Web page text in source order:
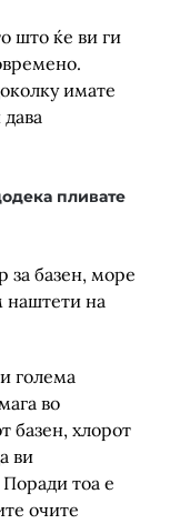
што ќе ви ги
имате
пливате
за базен, море
наштети на
голема
во
базен, хлорот
ви
тоа е
очите